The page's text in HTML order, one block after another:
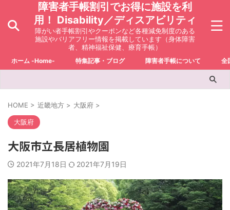
障害者手帳割引でお得に施設を利
用！ Disability／ディスアビリティ
障がい者手帳割引やクーポンなど各種減免制度のある
施設やバリアフリー情報を掲載しています（身体障害
者、精神福祉保健、療育手帳）
ホーム -Home- 特集記事・ブログ 障害者手帳について 全
HOME > 近畿地方 > 大阪府 >
大阪府
大阪市立長居植物園
2021年7月18日 2021年7月19日